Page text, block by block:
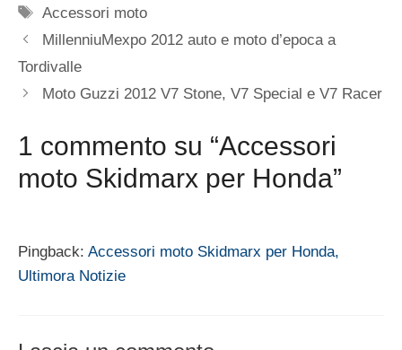
Tag
Accessori moto
MillenniuMexpo 2012 auto e moto d’epoca a
Tordivalle
Moto Guzzi 2012 V7 Stone, V7 Special e V7 Racer
1 commento su “Accessori
moto Skidmarx per Honda”
Pingback: Accessori moto Skidmarx per Honda,
Ultimora Notizie